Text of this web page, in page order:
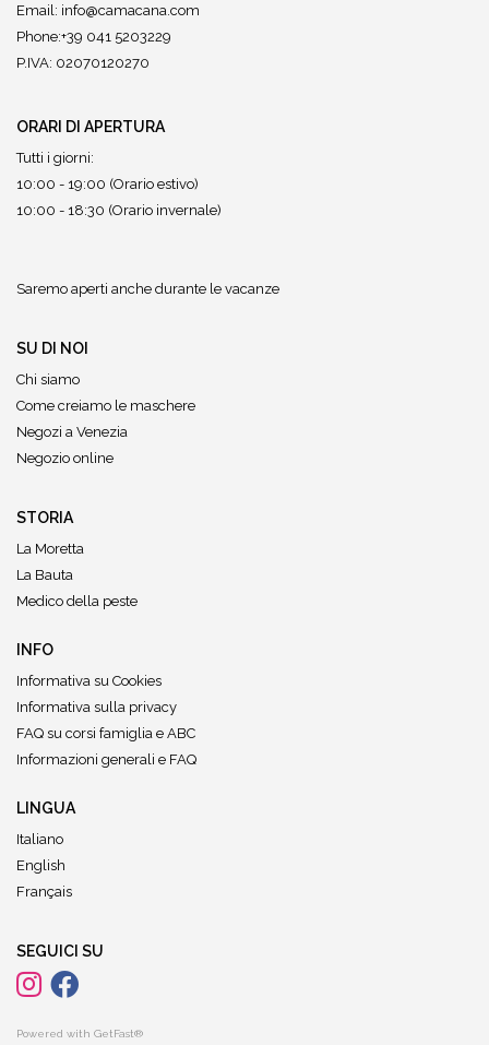
Email: info@camacana.com
Phone:+39 041 5203229
P.IVA: 02070120270
ORARI DI APERTURA
Tutti i giorni:
10:00 - 19:00 (Orario estivo)
10:00 - 18:30 (Orario invernale)
Saremo aperti anche durante le vacanze
SU DI NOI
Chi siamo
Come creiamo le maschere
Negozi a Venezia
Negozio online
STORIA
La Moretta
La Bauta
Medico della peste
INFO
Informativa su Cookies
Informativa sulla privacy
FAQ su corsi famiglia e ABC
Informazioni generali e FAQ
LINGUA
Italiano
English
Français
SEGUICI SU
Powered with GetFast®